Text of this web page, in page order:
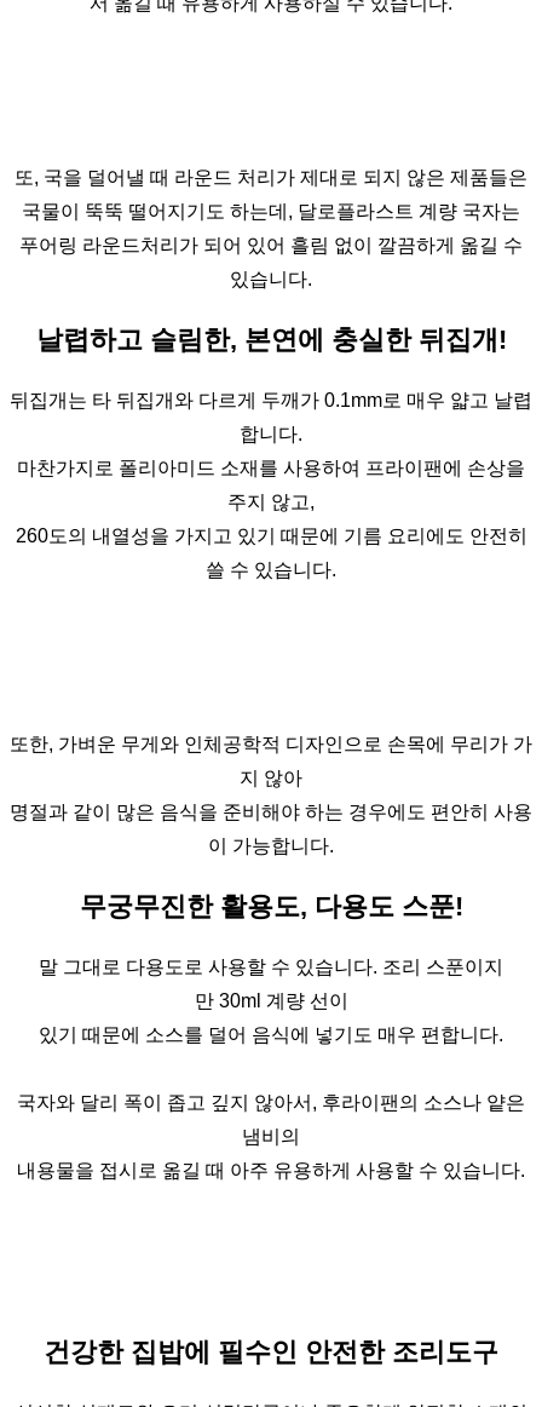
또, 국을 덜어낼 때 라운드 처리가 제대로 되지 않은 제품들은
국물이 뚝뚝 떨어지기도 하는데, 달로플라스트 계량 국자는
푸어링 라운드처리가 되어 있어 흘림 없이 깔끔하게 옮길 수
있습니다.
날렵하고 슬림한, 본연에 충실한 뒤집개!
뒤집개는 타 뒤집개와 다르게 두깨가 0.1mm로 매우 얇고 날렵
합니다.
마찬가지로 폴리아미드 소재를 사용하여 프라이팬에 손상을
주지 않고,
260도의 내열성을 가지고 있기 때문에 기름 요리에도 안전히
쓸 수 있습니다.
또한, 가벼운 무게와 인체공학적 디자인으로 손목에 무리가 가
지 않아
명절과 같이 많은 음식을 준비해야 하는 경우에도 편안히 사용
이 가능합니다.
무궁무진한 활용도, 다용도 스푼!
말 그대로 다용도로 사용할 수 있습니다. 조리 스푼이지
만 30ml 계량 선이
있기 때문에 소스를 덜어 음식에 넣기도 매우 편합니다.
국자와 달리 폭이 좁고 깊지 않아서, 후라이팬의 소스나 얕은
냄비의
내용물을 접시로 옮길 때 아주 유용하게 사용할 수 있습니다.
건강한 집밥에 필수인 안전한 조리도구